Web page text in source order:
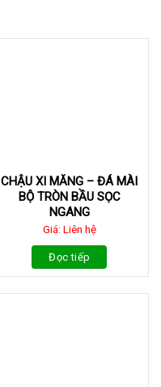
CHẬU XI MĂNG – ĐÁ MÀI
BỘ TRÒN BẦU SỌC
NGANG
Giá: Liên hệ
Đọc tiếp